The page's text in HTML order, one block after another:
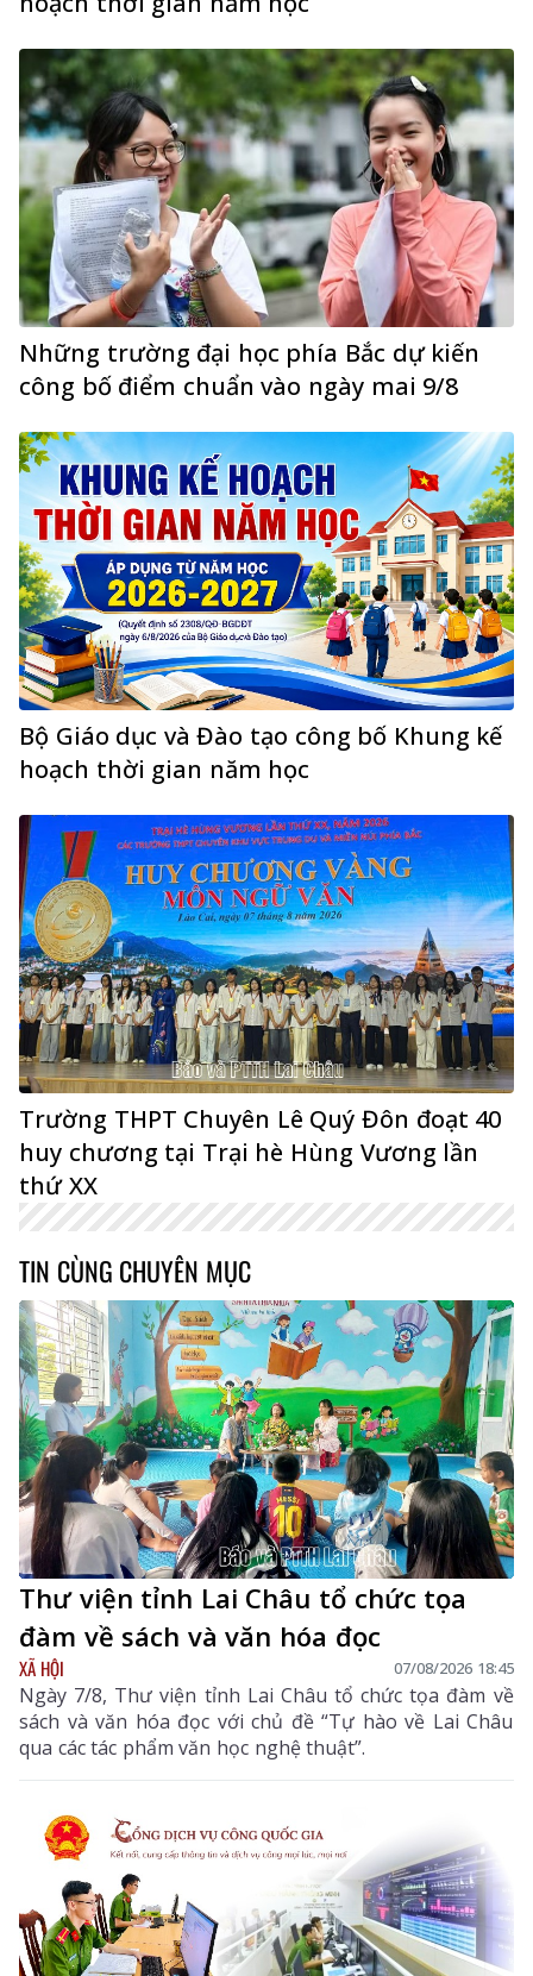
Những trường đại học phía Bắc dự kiến
công bố điểm chuẩn vào ngày mai 9/8
Bộ Giáo dục và Đào tạo công bố Khung kế
hoạch thời gian năm học
Trường THPT Chuyên Lê Quý Đôn đoạt 40
huy chương tại Trại hè Hùng Vương lần
thứ XX
TIN CÙNG CHUYÊN MỤC
Thư viện tỉnh Lai Châu tổ chức tọa
đàm về sách và văn hóa đọc
XÃ HỘI 07/08/2026 18:45
Ngày 7/8, Thư viện tỉnh Lai Châu tổ chức tọa đàm về
sách và văn hóa đọc với chủ đề “Tự hào về Lai Châu
qua các tác phẩm văn học nghệ thuật”.